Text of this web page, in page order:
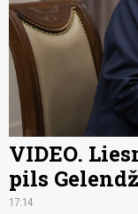
VIDEO.
pils
17:14